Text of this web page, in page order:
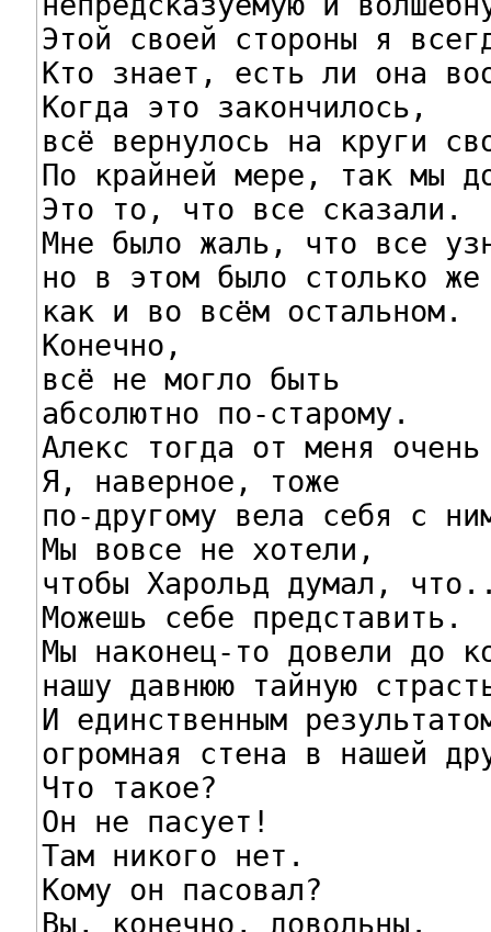
Этой своей стороны я
Кто знает, есть ли она
Когда это закончилось,
всё вернулось на круги
По крайней мере, так мы
Это то, что все сказали.
Мне было жаль, что все
но в этом было столько
как и во всём остальном.
Конечно,
всё не могло быть
абсолютно по-старому.
Алекс тогда от меня
Я, наверное, тоже
по-другому вела себя с
Мы вовсе не хотели,
чтобы Харольд думал,
Можешь себе представить.
Мы наконец-то довели до
нашу давнюю тайную
И единственным
огромная стена в нашей
Что такое?
Он не пасует!
Там никого нет.
Кому он пасовал?
Вы, конечно, довольны.